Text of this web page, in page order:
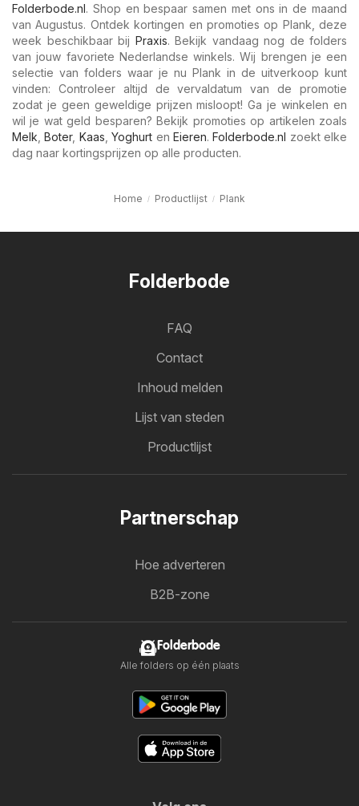
Folderbode.nl. Shop en bespaar samen met ons in de maand
van Augustus. Ontdek kortingen en promoties op Plank, deze
week beschikbaar bij Praxis. Bekijk vandaag nog de folders
van jouw favoriete Nederlandse winkels. Wij brengen je een
selectie van folders waar je nu Plank in de uitverkoop kunt
vinden: Controleer altijd de vervaldatum van de promotie
zodat je geen geweldige prijzen misloopt! Ga je winkelen en
wil je wat geld besparen? Bekijk promoties op artikelen zoals
Melk ,Boter, Kaas ,Yoghurt en Eieren.Folderbode.nl zoekt elke
dag naar kortingsprijzen op alle producten.
Home Productlijst Plank
Folderbode
FAQ
Contact
Inhoud melden
Lijst van steden
Productlijst
Partnerschap
Hoe adverteren
B2B-zone
Folderbode
Alle folders op één plaats